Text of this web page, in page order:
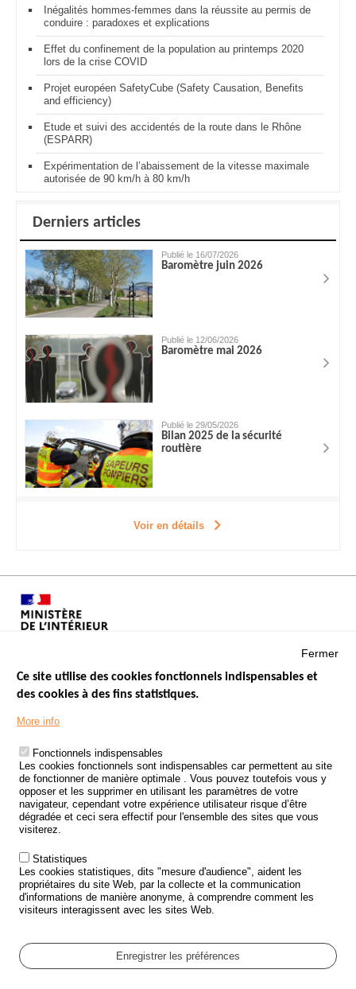
Inégalités hommes-femmes dans la réussite au permis de
conduire : paradoxes et explications
Effet du confinement de la population au printemps 2020
lors de la crise COVID
Projet européen SafetyCube (Safety Causation, Benefits
and efficiency)
Etude et suivi des accidentés de la route dans le Rhône
(ESPARR)
Expérimentation de l’abaissement de la vitesse maximale
autorisée de 90 km/h à 80 km/h
Derniers articles
Publié le 16/07/2026
Baromètre juin 2026
Publié le 12/06/2026
Baromètre mai 2026
Publié le 29/05/2026
Bilan 2025 de la sécurité
routière
Voir en détails
Menu
Footer
LES SITES PUBLICS
ÉTAT DE L’INSÉCURITÉ ROUTIÈRE
TRAITEMENT DES DONNÉES PERSONNELLES DES ACCIDENTS DE
LA ROUTE
ETUDES ET RECHERCHES
APPEL À PROJETS
POLITIQUE DE SÉCURITÉ ROUTIÈRE
Outils
AGENDA
GLOSSAIRE
Cookie settings
Fermer
Ce site utilise des cookies fonctionnels indispensables et
des cookies à des fins statistiques.
More info
Fonctionnels indispensables
Les cookies fonctionnels sont indispensables car permettent au site
de fonctionner de manière optimale . Vous pouvez toutefois vous y
opposer et les supprimer en utilisant les paramètres de votre
navigateur, cependant votre expérience utilisateur risque d’être
dégradée et ceci sera effectif pour l'ensemble des sites que vous
visiterez.
Statistiques
Les cookies statistiques, dits "mesure d'audience", aident les
propriétaires du site Web, par la collecte et la communication
d'informations de manière anonyme, à comprendre comment les
visiteurs interagissent avec les sites Web.
Enregistrer les préférences